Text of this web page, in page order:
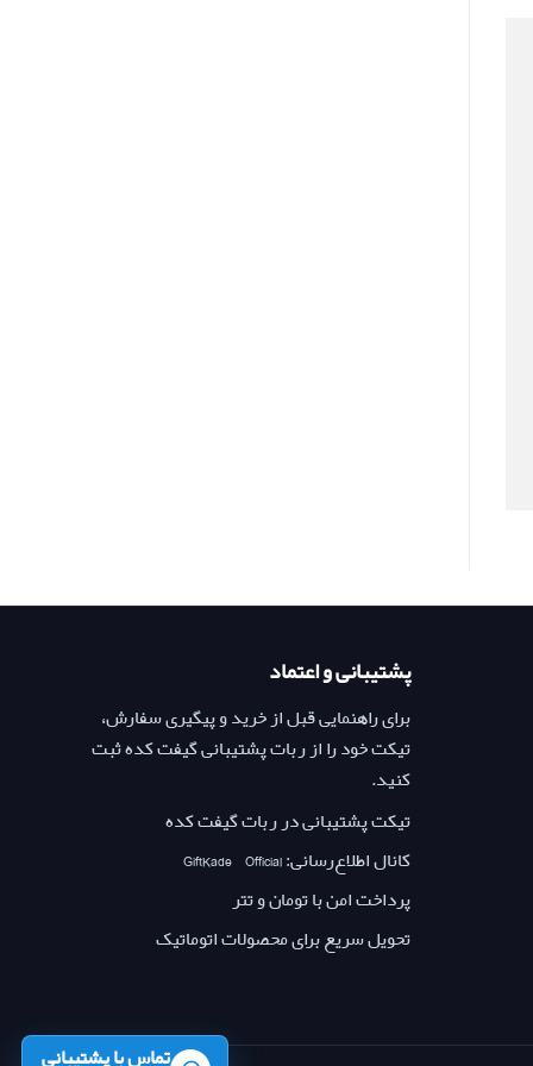
پشتیبانی و اعتماد
برای راهنمایی قبل از خرید و پیگیری سفارش،
تیکت خود را از ربات پشتیبانی گیفت کده ثبت
کنید.
تیکت پشتیبانی در ربات گیفت کده
کانال اطلاع‌رسانی: GiftKade_Official
پرداخت امن با تومان و تتر
تحویل سریع برای محصولات اتوماتیک
تماس با پشتیبانی